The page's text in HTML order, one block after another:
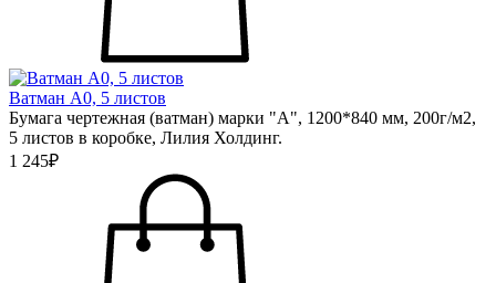
Ватман А0, 5 листов
Бумага чертежная (ватман) марки "А", 1200*840 мм, 200г/м2,
5 листов в коробке, Лилия Холдинг.
1 245₽